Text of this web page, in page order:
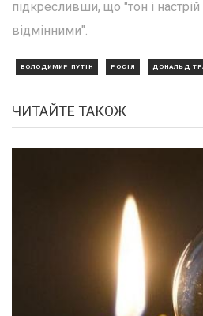
підкресливши, що "тон і настрій
відмінними".
ВОЛОДИМИР ПУТІН РОСІЯ ДОНАЛЬД
ЧИТАЙТЕ ТАКОЖ